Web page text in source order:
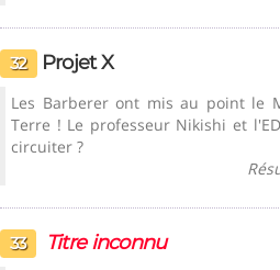
32 Projet X
Les Barberer ont mis au point le
Terre ! Le professeur Nikishi et
circuiter ?
33 Titre inconnu